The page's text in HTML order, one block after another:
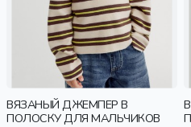
ВЯЗАНЫЙ ДЖЕМПЕР В
ПОЛОСКУ ДЛЯ МАЛЬЧИКОВ